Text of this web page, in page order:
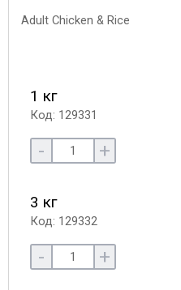
1 кг
Код: 129331
- +
3 кг
Код: 129332
- +